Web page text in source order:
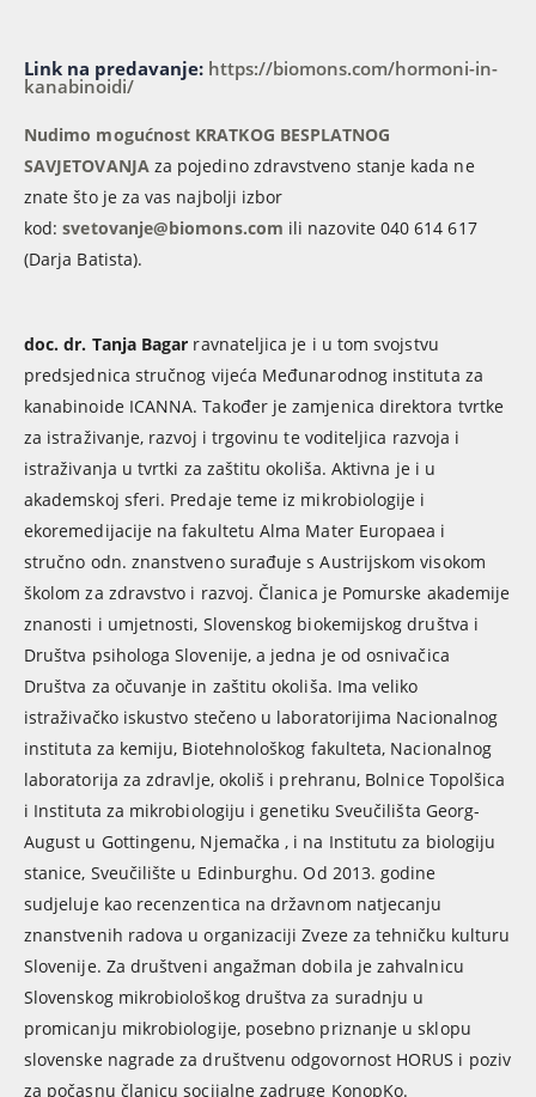
Link na predavanje: https://biomons.com/hormoni-in-
kanabinoidi/
Nudimo mogućnost KRATKOG BESPLATNOG
SAVJETOVANJA za pojedino zdravstveno stanje kada ne
znate što je za vas najbolji izbor
kod: svetovanje@biomons.com ili nazovite 040 614 617
(Darja Batista).
doc. dr. Tanja Bagar ravnateljica je i u tom svojstvu
predsjednica stručnog vijeća Međunarodnog instituta za
kanabinoide ICANNA. Također je zamjenica direktora tvrtke
za istraživanje, razvoj i trgovinu te voditeljica razvoja i
istraživanja u tvrtki za zaštitu okoliša. Aktivna je i u
akademskoj sferi. Predaje teme iz mikrobiologije i
ekoremedijacije na fakultetu Alma Mater Europaea i
stručno odn. znanstveno surađuje s Austrijskom visokom
školom za zdravstvo i razvoj. Članica je Pomurske akademije
znanosti i umjetnosti, Slovenskog biokemijskog društva i
Društva psihologa Slovenije, a jedna je od osnivačica
Društva za očuvanje in zaštitu okoliša. Ima veliko
istraživačko iskustvo stečeno u laboratorijima Nacionalnog
instituta za kemiju, Biotehnološkog fakulteta, Nacionalnog
laboratorija za zdravlje, okoliš i prehranu, Bolnice Topolšica
i Instituta za mikrobiologiju i genetiku Sveučilišta Georg-
August u Gottingenu, Njemačka , i na Institutu za biologiju
stanice, Sveučilište u Edinburghu. Od 2013. godine
sudjeluje kao recenzentica na državnom natjecanju
znanstvenih radova u organizaciji Zveze za tehničku kulturu
Slovenije. Za društveni angažman dobila je zahvalnicu
Slovenskog mikrobiološkog društva za suradnju u
promicanju mikrobiologije, posebno priznanje u sklopu
slovenske nagrade za društvenu odgovornost HORUS i poziv
za počasnu članicu socijalne zadruge KonopKo.